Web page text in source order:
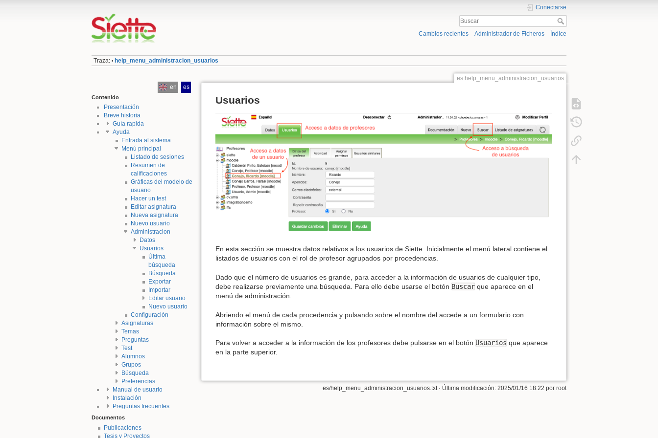
Conectarse
Cambios recientes Administrador de Ficheros Índice
Traza: • help_menu_administracion_usuarios
en es
Contenido
Presentación
Breve historia
Guía rapida
Ayuda
Entrada al sistema
Menú principal
Listado de sesiones
Resumen de
calificaciones
Gráficas del modelo de
usuario
Hacer un test
Editar asignatura
Nueva asignatura
Nuevo usuario
Administracion
Datos
Usuarios
Última
búsqueda
Búsqueda
Exportar
Importar
Editar usuario
Nuevo usuario
Configuración
Asignaturas
Temas
Preguntas
Test
Alumnos
Grupos
Búsqueda
Preferencias
Manual de usuario
Instalación
Preguntas frecuentes
Documentos
Publicaciones
Tesis y Proyectos
es:help_menu_administracion_usuarios
Usuarios
En esta sección se muestra datos relativos a los usuarios de Siette. Inicialmente el menú lateral contiene el
listados de usuarios con el rol de profesor agrupados por procedencias.
Dado que el número de usuarios es grande, para acceder a la información de usuarios de cualquier tipo,
debe realizarse previamente una búsqueda. Para ello debe usarse el botón Buscar que aparece en el
menú de administración.
Abriendo el menú de cada procedencia y pulsando sobre el nombre del accede a un formulario con
información sobre el mismo.
Para volver a acceder a la información de los profesores debe pulsarse en el botón Usuarios que aparece
en la parte superior.
es/help_menu_administracion_usuarios.txt · Última modificación: 2025/01/16 18:22 por root